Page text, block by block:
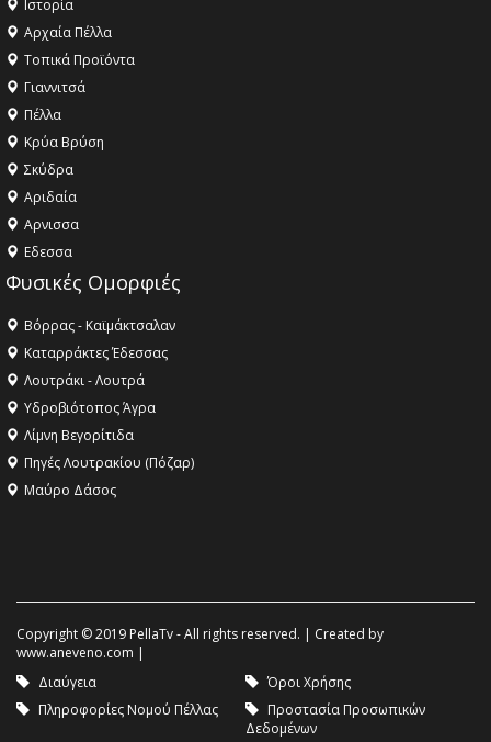
Ιστορία
Αρχαία Πέλλα
Τοπικά Προϊόντα
Γιαννιτσά
Πέλλα
Κρύα Βρύση
Σκύδρα
Αριδαία
Aρνισσα
Eδεσσα
Φυσικές Ομορφιές
Βόρρας - Καϊμάκτσαλαν
Καταρράκτες Έδεσσας
Λουτράκι - Λουτρά
Υδροβιότοπος Άγρα
Λίμνη Βεγορίτιδα
Πηγές Λουτρακίου (Πόζαρ)
Μαύρο Δάσος
Copyright © 2019 PellaTv - All rights reserved. | Created by
www.aneveno.com |
Διαύγεια
Όροι Χρήσης
Πληροφορίες Νομού Πέλλας
Προστασία Προσωπικών
Δεδομένων